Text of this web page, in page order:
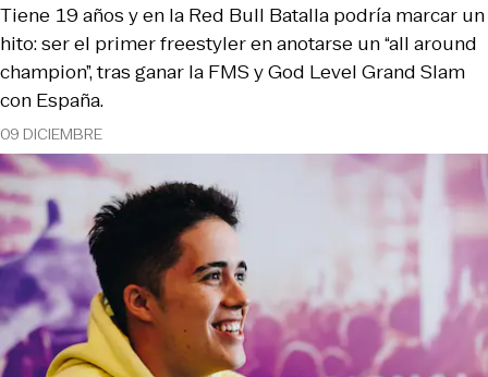
09 DICIEMBRE
Tiene 19 años y en la Red Bull Batalla podría marcar un
hito: ser el primer freestyler en anotarse un “all around
champion”, tras ganar la FMS y God Level Grand Slam
con España.